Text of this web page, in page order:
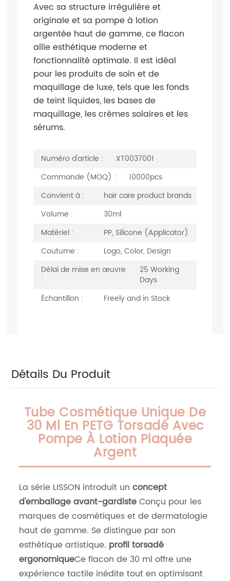
Avec sa structure irrégulière et
originale et sa pompe à lotion
argentée haut de gamme, ce flacon
allie esthétique moderne et
fonctionnalité optimale. Il est idéal
pour les produits de soin et de
maquillage de luxe, tels que les fonds
de teint liquides, les bases de
maquillage, les crèmes solaires et les
sérums.
Numéro d'article :
XT0037001
Commande (MOQ) :
10000pcs
Convient à :
hair care product brands
Volume :
30ml
Matériel :
PP, Silicone (Applicator)
Coutume :
Logo, Color, Design
Délai de mise en œuvre
:
25 Working
Days
Échantillon :
Freely and in Stock
Détails Du Produit
Tube Cosmétique Unique De
30 Ml En PETG Torsadé Avec
Pompe À Lotion Plaquée
Argent
La série LISSON introduit unconcept
d'emballage avant-gardisteConçu pour les
marques de cosmétiques et de dermatologie
haut de gamme. Se distingue par son
esthétique artistique. profil torsadé
ergonomiqueCe flacon de 30 ml offre une
expérience tactile inédite tout en optimisant